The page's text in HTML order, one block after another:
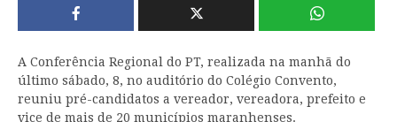
A Conferência Regional do PT, realizada na manhã do
último sábado, 8, no auditório do Colégio Convento,
reuniu pré-candidatos a vereador, vereadora, prefeito e
vice de mais de 20 municípios maranhenses.